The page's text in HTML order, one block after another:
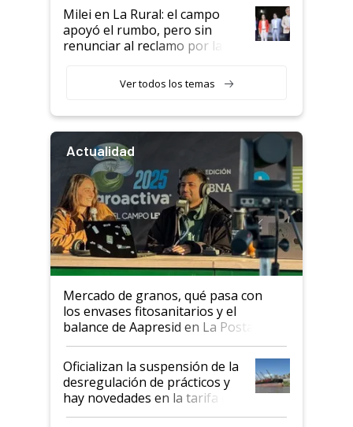
Milei en La Rural: el campo
apoyó el rumbo, pero sin
renunciar al reclamo por las
Ver todos los temas
Actualidad
Mercado de granos, qué pasa con
los envases fitosanitarios y el
balance de Aapresid en La Posta
Oficializan la suspensión de la
desregulación de prácticos y
hay novedades en la tarifa de
la hidrovía